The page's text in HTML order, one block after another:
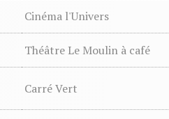
Cinéma l'Univers
Théâtre Le Moulin à café
Carré Vert